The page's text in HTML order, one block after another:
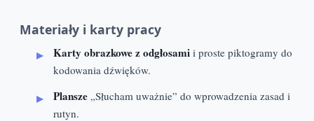
Materiały i karty pracy
Karty obrazkowe z odgłosami i proste piktogramy do
kodowania dźwięków.
Plansze „Słucham uważnie” do wprowadzenia zasad i
rutyn.